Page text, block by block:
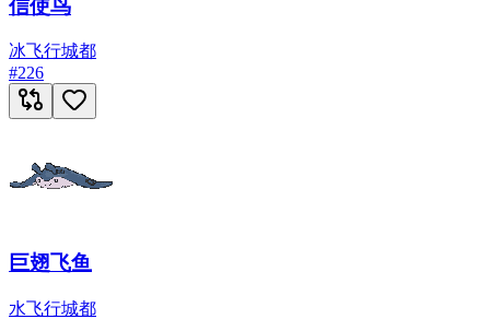
信使鸟
冰飞行城都
#226
巨翅飞鱼
水飞行城都